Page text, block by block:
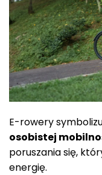
E-rowery
osobistej
poruszania się,
energię.